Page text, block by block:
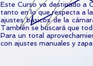
Este Curso va destinado a
tanto en lo que respecta a
ajustes básicos de la
También se buscará que
Para un total
con ajustes manuales y